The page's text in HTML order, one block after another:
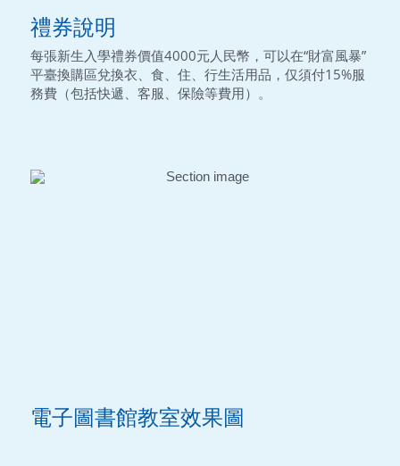
禮券說明
每張新生入學禮券價值4000元人民幣，可以在“財富風暴”
平臺換購區兌換衣、食、住、行生活用品，仅須付15%服
務費（包括快遞、客服、保險等費用）。
電子圖書館教室效果圖